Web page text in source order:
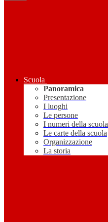
Scuola
Panoramica
Presentazione
I luoghi
Le persone
I numeri della scuola
Le carte della scuola
Organizzazione
La storia